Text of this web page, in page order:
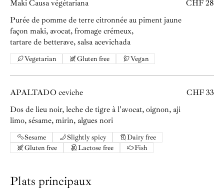
Maki Causa végétariana
Purée de pomme de terre citronnée au piment jaune
façon maki, avocat, fromage crémeux,
tartare de betterave, salsa acevichada
CHF 28
Vegetarian Gluten free Vegan
APALTADO ceviche
Dos de lieu noir, leche de tigre à l'avocat, oignon, aji
limo, sésame, mirin, algues nori
CHF 33
Sesame Slightly spicy
Dairy free
Gluten free
Lactose free Fish
Plats principaux